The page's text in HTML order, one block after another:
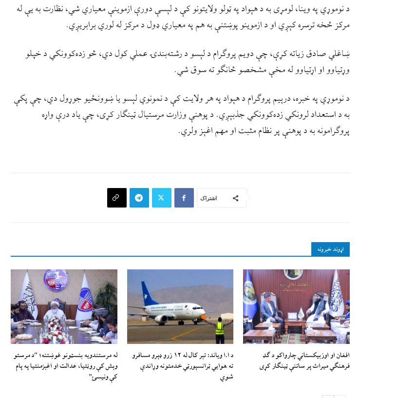
د نوموړي په وینا، لومړی به د هېواد په ټولو ولایتونو کې د لېسې دورې ازموینې معیاري شي، نظارت به یې له
مرکز څخه ترسره کېږي او د ازموینو پوښتنې به هم په معیاري ډول د مرکز له لوري برابریږي.
ښاغلي صادق زیاته کړې، چې دویم پروګرام د لېسو د رشته‌بندۍ عملي کول دي، څو زده‌کوونکي د خپلو
وړتیاوو او اړتیاوو له مخې مشخصو څانګو ته سوق شي.
د نوموړي په خبره، درېیم پروګرام د هېواد په هر ولایت کې د نمونوي لېسو یا ښوونځیو جوړول دي، چې پکې
به د استعداد لرونکي زده‌کوونکي جذبېږي. د پوهنې وزارت مرستيال ټینګار کړی، چې یاد درې واړه
پروګرامونه به د پوهنې پر نظام مثبت او مهم اغېز ولري.
اشتراک
اړوند خبرونه
افغان او اوزبیکستاني چارواکو د ګډ
فرهنګي میراث پر ساتنې ټینګار کړی
د ا.ا وياند: تېر کال له ۱۲ زرو ډېرو مسافرو
ته هوايي ټرانسپورټي خدمتونه وړاندې
شوي
له مرستندویه بنسټونو غوښتنه؛ “د مرستو
وېش کې روڼتیا، عدالت او اغېزمنتیا په پام
کې ونیسئ”